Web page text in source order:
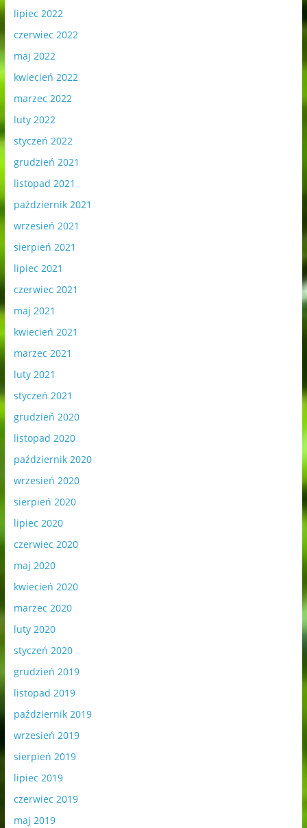
lipiec 2022
czerwiec 2022
maj 2022
kwiecień 2022
marzec 2022
luty 2022
styczeń 2022
grudzień 2021
listopad 2021
październik 2021
wrzesień 2021
sierpień 2021
lipiec 2021
czerwiec 2021
maj 2021
kwiecień 2021
marzec 2021
luty 2021
styczeń 2021
grudzień 2020
listopad 2020
październik 2020
wrzesień 2020
sierpień 2020
lipiec 2020
czerwiec 2020
maj 2020
kwiecień 2020
marzec 2020
luty 2020
styczeń 2020
grudzień 2019
listopad 2019
październik 2019
wrzesień 2019
sierpień 2019
lipiec 2019
czerwiec 2019
maj 2019